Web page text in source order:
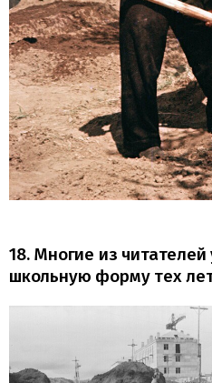
18. Многие из читателей
школьную форму тех